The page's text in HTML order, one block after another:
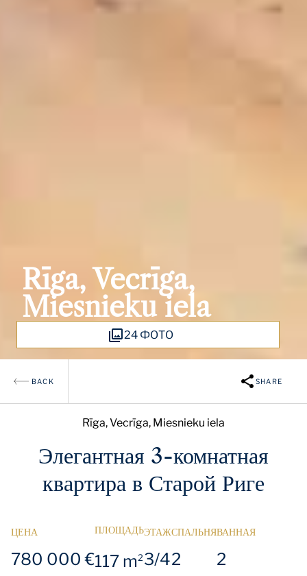
Rīga, Vecrīga,
Miesnieku iela
24 ФОТО
BACK SHARE
Rīga, Vecrīga, Miesnieku iela
Элегантная 3-комнатная
квартира в Старой Риге
ЦЕНА
780 000 €
ПЛОЩАДЬ
117 m2
ЭТАЖ
3/4
СПАЛЬНЯ
2
ВАННАЯ
2